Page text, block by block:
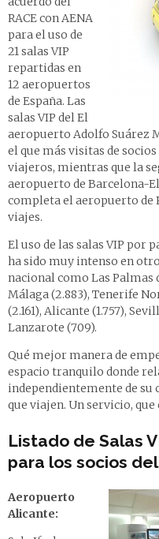
RACE con AENA
para el uso de
21 salas VIP
repartidas en
12 aeropuertos
de España. Las
salas VIP del El
aeropuerto Adolfo Suárez
el que más visitas de socios
viajeros, mientras que la
aeropuerto de Barcelona-
completa el aeropuerto de
viajes.
El uso de las salas VIP por
ha sido muy intenso en
nacional como Las Palmas
Málaga (2.883), Tenerife
(2.161), Alicante (1.757),
Lanzarote (709).
Qué mejor manera de
espacio tranquilo donde
independientemente de su
que viajen. Un servicio,
Listado de Salas
para los socios del
Aeropuerto
Alicante: